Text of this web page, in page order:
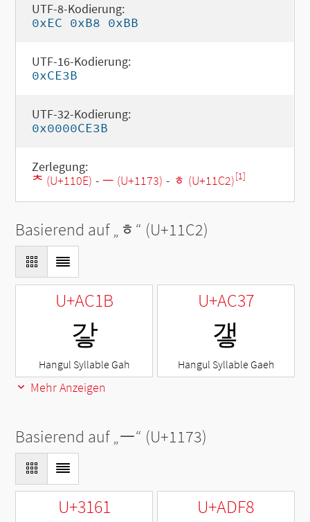
UTF-8-Kodierung:
0xEC 0xB8 0xBB
UTF-16-Kodierung:
0xCE3B
UTF-32-Kodierung:
0x0000CE3B
Zerlegung:
ᄎ (U+110E) - ᅳ (U+1173) - ᇂ (U+11C2)[1]
Basierend auf „ ᇂ “ (U+11C2)
U+AC1B
갛
Hangul Syllable Gah
U+AC37
갷
Hangul Syllable Gaeh
Mehr Anzeigen
Basierend auf „ᅳ“ (U+1173)
U+3161 U+ADF8